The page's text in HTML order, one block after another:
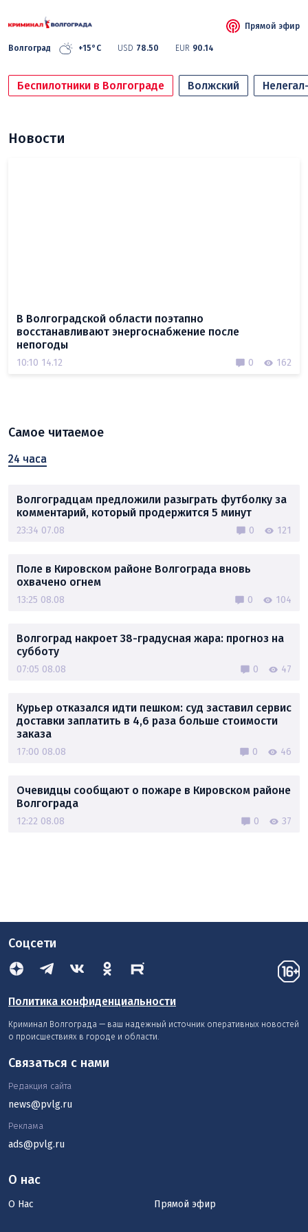
Волгоград +15°C USD 78.50 EUR 90.14
Прямой эфир
Беспилотники в Волгограде Волжский
Новости
В Волгоградской области поэтапно
восстанавливают энергоснабжение после
непогоды
10:10 14.12 0 162
Самое читаемое
24 часа
Волгоградцам предложили разыграть футболку за
комментарий, который продержится 5 минут
23:34 07.08 0 121
Поле в Кировском районе Волгограда вновь
охвачено огнем
13:25 08.08 0 104
Волгоград накроет 38-градусная жара: прогноз на
субботу
07:05 08.08 0 47
Курьер отказался идти пешком: суд заставил сервис
доставки заплатить в 4,6 раза больше стоимости
заказа
17:00 08.08 0 46
Очевидцы сообщают о пожаре в Кировском районе
Волгограда
12:22 08.08 0 37
Соцсети
Политика конфиденциальности
Криминал Волгограда — ваш надежный источник оперативных новостей
о происшествиях в городе и области.
О нас
О Нас Прямой эфир
Связаться с нами
Редакция сайта
news@pvlg.ru
Реклама
ads@pvlg.ru